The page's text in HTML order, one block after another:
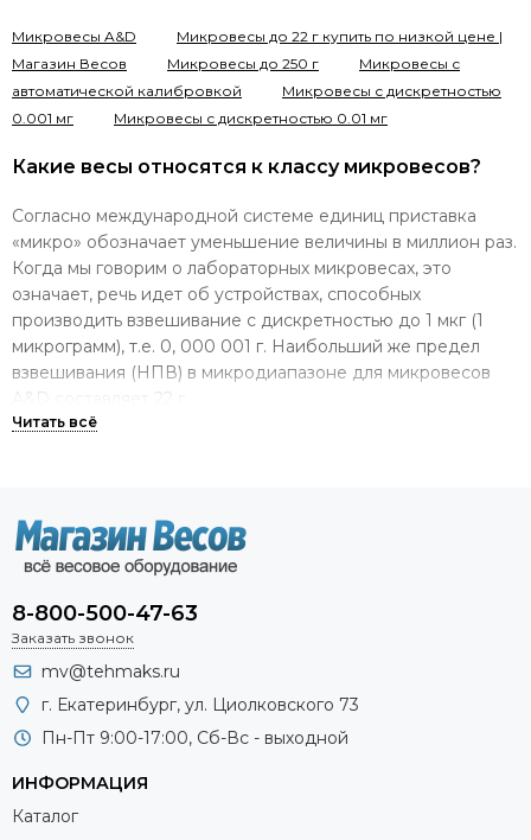
Микровесы A&D
Микровесы до 22 г купить по низкой цене |
Магазин Весов
Микровесы до 250 г
Микровесы с
автоматической калибровкой
Микровесы с дискретностью
0.001 мг
Микровесы с дискретностью 0.01 мг
Какие весы относятся к классу микровесов?
Согласно международной системе единиц приставка
«микро» обозначает уменьшение величины в миллион раз.
Когда мы говорим о лабораторных микровесах, это
означает, речь идет об устройствах, способных
производить взвешивание с дискретностью до 1 мкг (1
микрограмм), т.е. 0, 000 001 г. Наибольший же предел
взвешивания (НПВ) в микродиапазоне для микровесов
A&D составляет 22 г.
метрологии, фармацевтике и медицине, в космической и
авиационной промышленности, в атомной и ядерной
энергетике, в лабораторном анализе, в научных
исследованиях, а автомобильной промышленности при
взвешивании фильтров, для определения количества
твёрдых частиц в отработанных газах и т.д. Используя
специальный комплект для работы с дозаторами(опция),
можно проводить калибровку применяемых в
лабораториях микродозаторов.
В мире существует лишь несколько производителей,
располагающих технологиями взвешивания в
8-800-500-47-63
Заказать звонок
mv@tehmaks.ru
г. Екатеринбург, ул. Циолковского 73
Пн-Пт 9:00-17:00, Сб-Вс - выходной
ИНФОРМАЦИЯ
Каталог